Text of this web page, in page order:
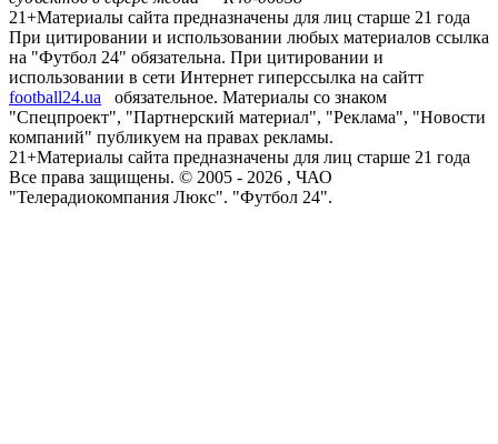
21+Материалы сайта предназначены для лиц старше 21 года
При цитировании и использовании любых материалов ссылка
на "Футбол 24" обязательна. При цитировании и
использовании в сети Интернет гиперссылка на сайтт
football24.ua
обязательное. Материалы со знаком
"Спецпроект", "Партнерский материал", "Реклама", "Новости
компаний" публикуем на правах рекламы.
21+Материалы сайта предназначены для лиц старше 21 года
Все права защищены. © 2005 - 2026 , ЧАО
"Телерадиокомпания Люкс". "Футбол 24".